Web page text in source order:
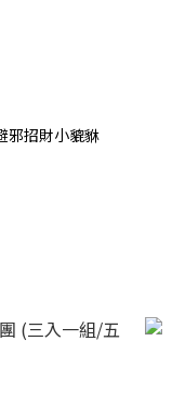
邪招財小貔貅